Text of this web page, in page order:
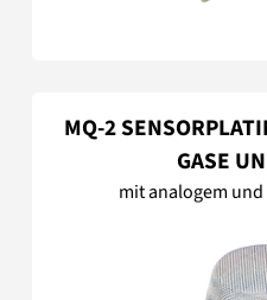
MQ-2
GASE
mit analogem